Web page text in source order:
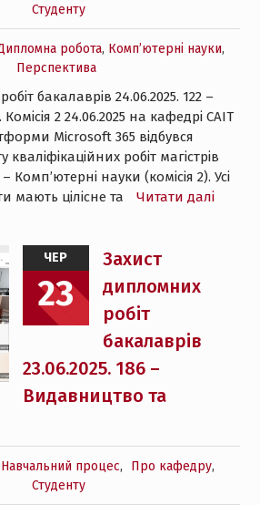
Студенту
робота, Комп’ютерні науки,
Перспектива
бакалаврів 24.06.2025. 122 –
2 24.06.2025 на кафедрі САІТ
Microsoft 365 відбувся
робіт магістрів
Комп’ютерні науки (комісія 2). Усі
мають цілісне та
Читати далі
ЧЕР
23
Захист
дипломних
робіт
бакалаврів
23.06.2025. 186 –
Видавництво та
Навчальний процес, Про кафедру,
Студенту